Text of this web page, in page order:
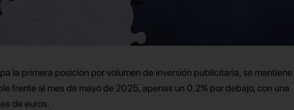
la primera posición por volumen de inversión publicitaria, se mantiene
frente al mes de mayo de 2025, apenas un 0,2% por debajo, con una
de euros.